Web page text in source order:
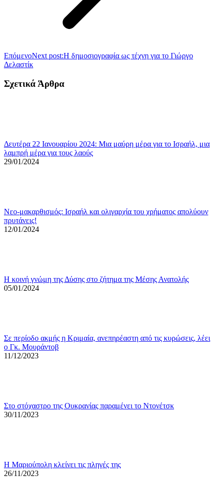
ΕπόμενοNext post:Η δημοσιογραφία ως τέχνη για το Γιώργο
Δελαστίκ
Σχετικά Άρθρα
Δευτέρα 22 Ιανουαρίου 2024: Μια μαύρη μέρα για το Ισραήλ, μια
λαμπρή μέρα για τους λαούς
29/01/2024
Νεο-μακαρθισμός: Ισραήλ και ολιγαρχία του χρήματος απολύουν
πρυτάνεις!
12/01/2024
Η κοινή γνώμη της Δύσης στο ζήτημα της Μέσης Ανατολής
05/01/2024
Σε περίοδο ακμής η Κριμαία, ανεπηρέαστη από τις κυρώσεις, λέει
ο Γκ. Μουράντοβ
11/12/2023
Στο στόχαστρο της Ουκρανίας παραμένει το Ντονέτσκ
30/11/2023
Η Μαριούπολη κλείνει τις πληγές της
26/11/2023